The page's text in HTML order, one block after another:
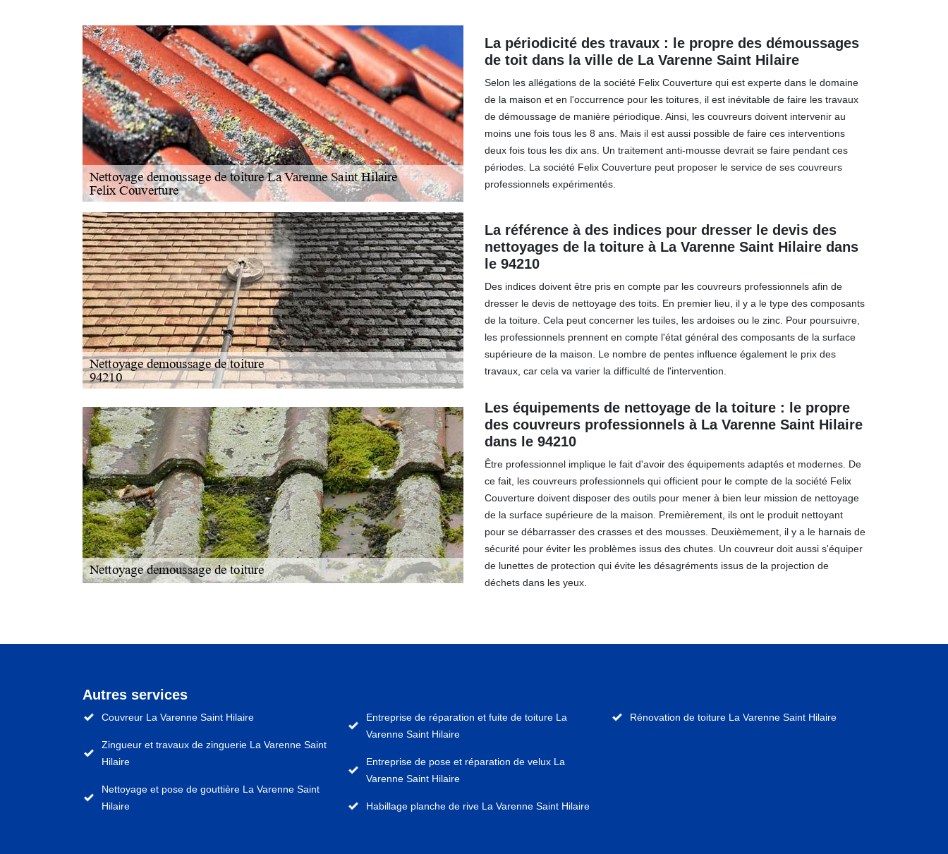
La périodicité des travaux : le propre des démoussages
de toit dans la ville de La Varenne Saint Hilaire
Selon les allégations de la société Felix Couverture qui est experte dans le domaine
de la maison et en l'occurrence pour les toitures, il est inévitable de faire les travaux
de démoussage de manière périodique. Ainsi, les couvreurs doivent intervenir au
moins une fois tous les 8 ans. Mais il est aussi possible de faire ces interventions
deux fois tous les dix ans. Un traitement anti-mousse devrait se faire pendant ces
périodes. La société Felix Couverture peut proposer le service de ses couvreurs
professionnels expérimentés.
La référence à des indices pour dresser le devis des
nettoyages de la toiture à La Varenne Saint Hilaire dans
le 94210
Des indices doivent être pris en compte par les couvreurs professionnels afin de
dresser le devis de nettoyage des toits. En premier lieu, il y a le type des composants
de la toiture. Cela peut concerner les tuiles, les ardoises ou le zinc. Pour poursuivre,
les professionnels prennent en compte l'état général des composants de la surface
supérieure de la maison. Le nombre de pentes influence également le prix des
travaux, car cela va varier la difficulté de l'intervention.
Les équipements de nettoyage de la toiture : le propre
des couvreurs professionnels à La Varenne Saint Hilaire
dans le 94210
Être professionnel implique le fait d'avoir des équipements adaptés et modernes. De
ce fait, les couvreurs professionnels qui officient pour le compte de la société Felix
Couverture doivent disposer des outils pour mener à bien leur mission de nettoyage
de la surface supérieure de la maison. Premièrement, ils ont le produit nettoyant
pour se débarrasser des crasses et des mousses. Deuxièmement, il y a le harnais de
sécurité pour éviter les problèmes issus des chutes. Un couvreur doit aussi s'équiper
de lunettes de protection qui évite les désagréments issus de la projection de
déchets dans les yeux.
Autres services
Couvreur La Varenne Saint Hilaire
Zingueur et travaux de zinguerie La Varenne Saint
Hilaire
Nettoyage et pose de gouttière La Varenne Saint
Hilaire
Entreprise de réparation et fuite de toiture La
Varenne Saint Hilaire
Entreprise de pose et réparation de velux La
Varenne Saint Hilaire
Habillage planche de rive La Varenne Saint Hilaire
Rénovation de toiture La Varenne Saint Hilaire